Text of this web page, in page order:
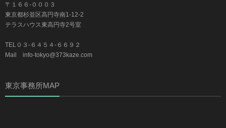
〒１６６-０００３
東京都杉並区高円寺南1-12-2
テラスハウス東高円寺2号室
TEL０３-６４５４-６６９２
Mail info-tokyo@373kaze.com
東京事務所MAP